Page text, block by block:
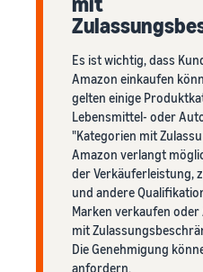
Es ist wichtig, dass
Amazon einkaufen
gelten einige
Lebensmittel- oder
"Kategorien mit
Amazon verlangt
der Verkäuferleistung,
und andere
Marken verkaufen
mit
Die Genehmigung
anfordern.